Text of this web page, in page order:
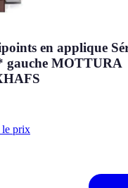
en applique
gauche MOTTURA
prix